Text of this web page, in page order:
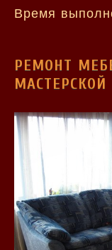
Время
РЕМОНТ
МАСТЕРСКОЙ